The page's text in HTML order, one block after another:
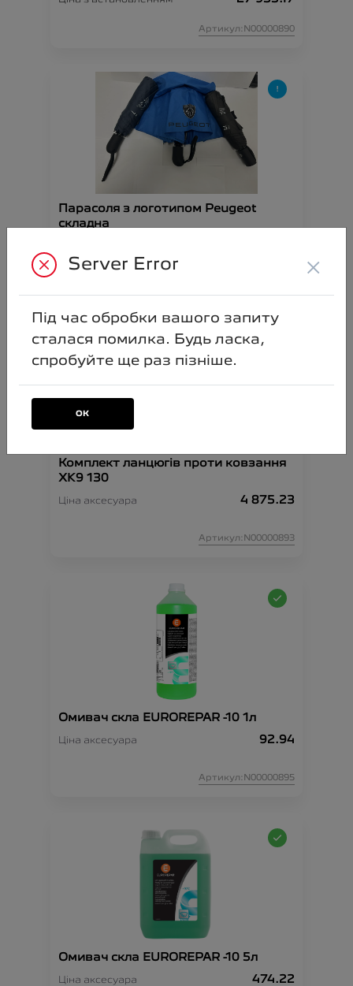
Артикул:N00000890
Парасоля з логотипом Peugeot
складна
Комплект ланцюгів проти ковзання
XK9 130
Ціна аксесуара 4 875.23
Артикул:N00000893
Омивач скла EUROREPAR -10 1л
Ціна аксесуара 92.94
Артикул:N00000895
Омивач скла EUROREPAR -10 5л
Ціна аксесуара 474.22
Server Error ×
Під час обробки вашого запиту
сталася помилка. Будь ласка,
спробуйте ще раз пізніше.
ОК